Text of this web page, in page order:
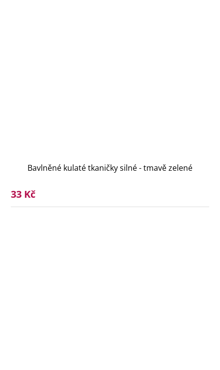
Bavlněné kulaté tkaničky silné - tmavě zelené
33 Kč